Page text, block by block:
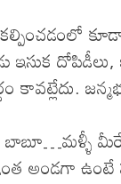
ఇసుక
కావట్లేదు.
మీరే
అండగా ఉంటే